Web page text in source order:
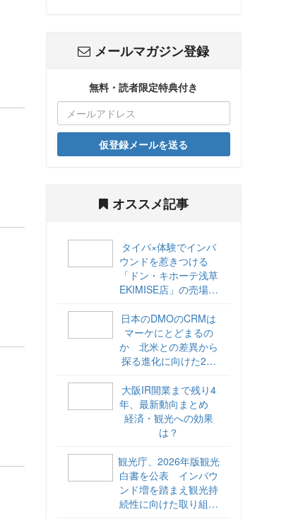
メールマガジン登録
無料・読者限定特典付き
仮登録メールを送る
オススメ記事
タイパ×体験でインバ
ウンドを惹きつける
「ドン・キホーテ浅草
EKIMISE店」の売場づ
日本のDMOのCRMは
マーケにとどまるの
か 北米との差異から
探る進化に向けた2ス
海外DMOのリアル
vol.6】
大阪IR開業まで残り4
年、最新動向まとめ
経済・観光への効果
は？
観光庁、2026年版観光
白書を公表 インバウ
ンド増を踏まえ観光持
続性に向けた取り組み